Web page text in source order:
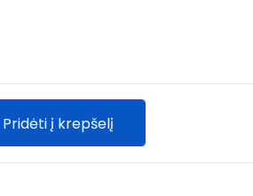
Pridėti į krepšelį